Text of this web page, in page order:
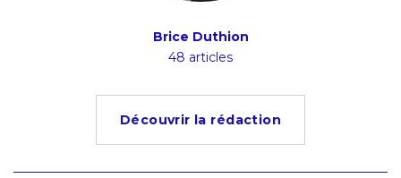
Brice Duthion
48 articles
Découvrir la rédaction